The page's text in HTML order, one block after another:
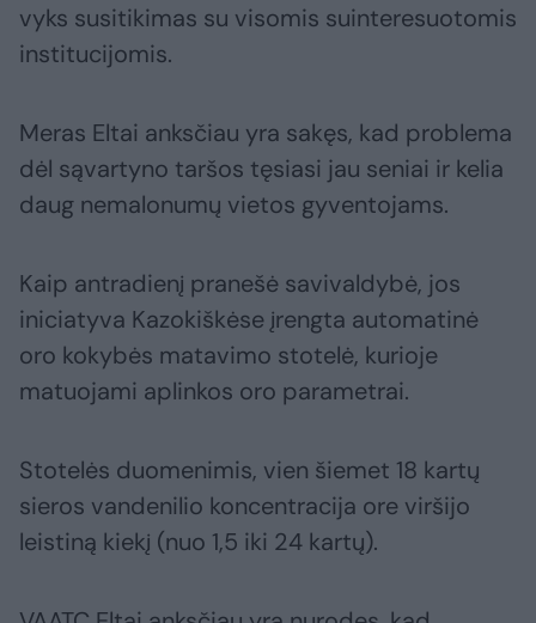
vyks susitikimas su visomis suinteresuotomis
institucijomis.
Meras Eltai anksčiau yra sakęs, kad problema
dėl sąvartyno taršos tęsiasi jau seniai ir kelia
daug nemalonumų vietos gyventojams.
Kaip antradienį pranešė savivaldybė, jos
iniciatyva Kazokiškėse įrengta automatinė
oro kokybės matavimo stotelė, kurioje
matuojami aplinkos oro parametrai.
Stotelės duomenimis, vien šiemet 18 kartų
sieros vandenilio koncentracija ore viršijo
leistiną kiekį (nuo 1,5 iki 24 kartų).